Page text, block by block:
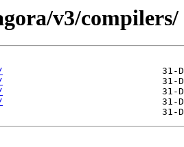
v3/compilers/